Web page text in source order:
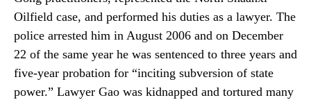
Oilfield case, and performed his duties as a lawyer. The
police arrested him in August 2006 and on December
22 of the same year he was sentenced to three years and
five-year probation for “inciting subversion of state
power.” Lawyer Gao was kidnapped and tortured many